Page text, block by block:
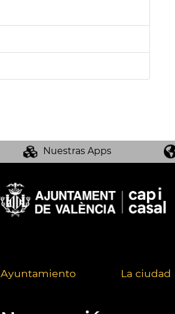
Nuestras Apps
Ayuntamiento La ciudad